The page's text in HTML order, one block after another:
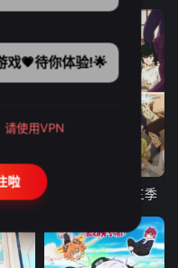
致不灭的你 第三季
戏💗待你体验!🌟
请使用VPN
啦